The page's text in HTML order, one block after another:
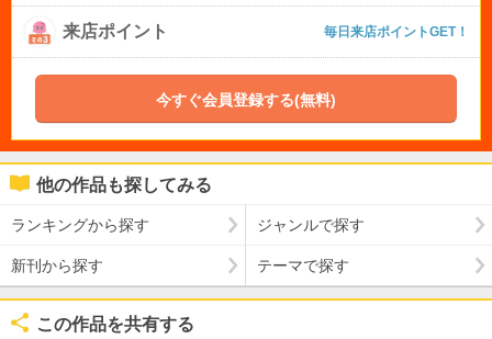
来店ポイント 毎日来店ポイントGET！
今すぐ会員登録する(無料)
他の作品も探してみる
ランキングから探す ジャンルで探す
新刊から探す テーマで探す
この作品を共有する